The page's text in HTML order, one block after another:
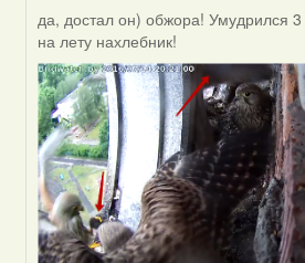
In
reply
to
by
Viachaslav
Gruzdov
да, достал он) обжора! Умудрился 3
на лету нахлебник!